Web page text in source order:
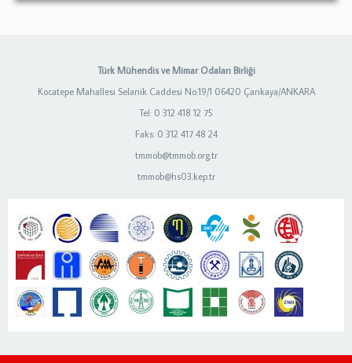
Türk Mühendis ve Mimar Odaları Birliği
Kocatepe Mahallesi Selanik Caddesi No:19/1 06420 Çankaya/ANKARA
Tel: 0 312 418 12 75
Faks: 0 312 417 48 24
tmmob@tmmob.org.tr
tmmob@hs03.kep.tr